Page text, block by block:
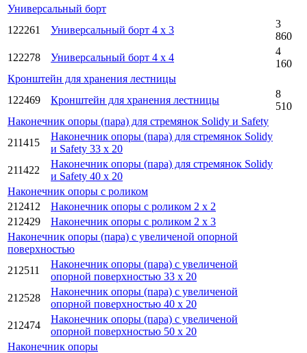
Универсальный борт
122261
Универсальный борт 4 x 3
3
860
122278
Универсальный борт 4 x 4
4
160
Кронштейн для хранения лестницы
122469
Кронштейн для хранения лестницы
8
510
Наконечник опоры (пара) для стремянок Solidy и Safety
211415
Наконечник опоры (пара) для стремянок Solidy
и Safety 33 x 20
211422
Наконечник опоры (пара) для стремянок Solidy
и Safety 40 x 20
Наконечник опоры с роликом
212412
Наконечник опоры с роликом 2 x 2
212429
Наконечник опоры с роликом 2 x 3
Наконечник опоры (пара) с увеличеной опорной
поверхностью
212511
Наконечник опоры (пара) с увеличеной
опорной поверхностью 33 x 20
212528
Наконечник опоры (пара) с увеличеной
опорной поверхностью 40 x 20
212474
Наконечник опоры (пара) с увеличеной
опорной поверхностью 50 x 20
Наконечник опоры